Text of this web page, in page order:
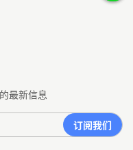
最新信息